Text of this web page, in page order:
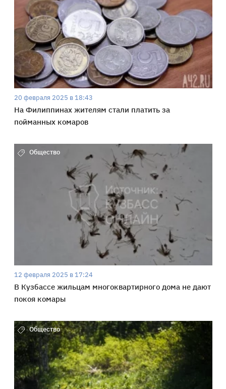
20 февраля 2025 в 18:43
На Филиппинах жителям стали платить за
пойманных комаров
Общество
12 февраля 2025 в 17:24
В Кузбассе жильцам многоквартирного дома не дают
покоя комары
Общество